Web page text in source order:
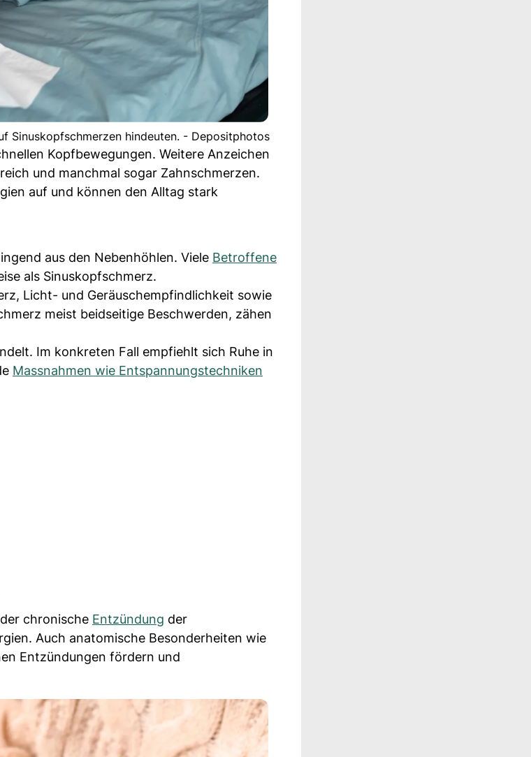
Sinuskopfschmerzen hindeuten. - Depositphotos
Kopfbewegungen. Weitere Anzeichen
und manchmal sogar Zahnschmerzen.
auf und können den Alltag stark
aus den Nebenhöhlen. Viele Betroffene
als Sinuskopfschmerz.
Licht- und Geräuschempfindlichkeit sowie
meist beidseitige Beschwerden, zähen
Im konkreten Fall empfiehlt sich Ruhe in
Massnahmen wie Entspannungstechniken
chronische Entzündung der
Auch anatomische Besonderheiten wie
Entzündungen fördern und